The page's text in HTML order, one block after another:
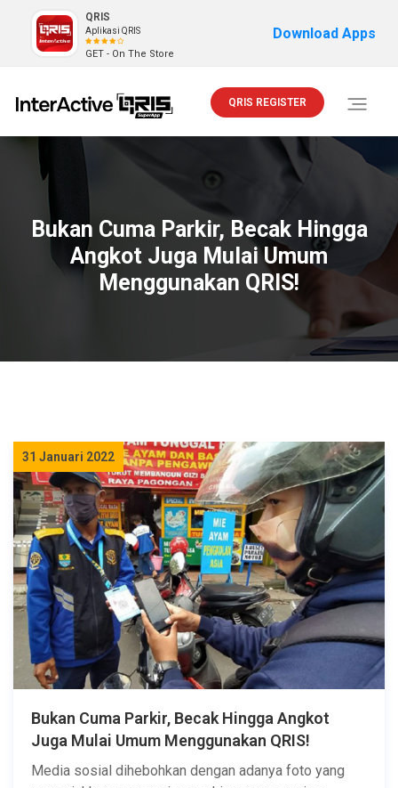
QRIS
Aplikasi QRIS
GET - On The Store
Download Apps
Toggle
QRIS REGISTER
Bukan Cuma Parkir, Becak Hingga
Angkot Juga Mulai Umum
Menggunakan QRIS!
31 Januari 2022
Bukan Cuma Parkir, Becak Hingga Angkot
Juga Mulai Umum Menggunakan QRIS!
Media sosial dihebohkan dengan adanya foto yang